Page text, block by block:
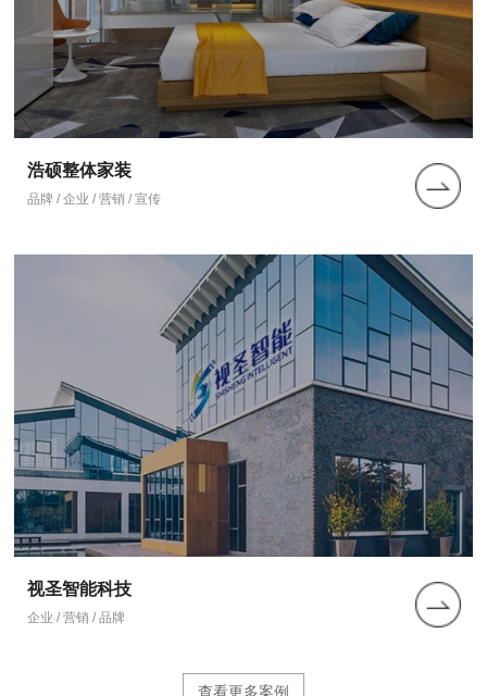
浩硕整体家装
品牌 / 企业 / 营销 / 宣传
视圣智能科技
企业 / 营销 / 品牌
查看更多案例